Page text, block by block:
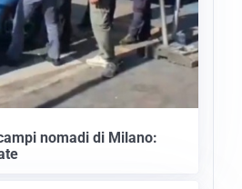
nomadi di Milano: